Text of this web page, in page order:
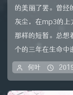
的美丽了罢。曾经
灰尘，在mp3的上
那样的短暂。总想
个的三年在生命中
何叶